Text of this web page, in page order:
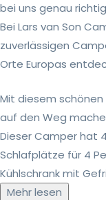
bei uns genau
Bei Lars van Son
zuverlässigen
Orte Europas
Mit diesem
auf den Weg
Dieser Camper hat
Schlafplätze für 4
Kühlschrank mit
Mehr lesen